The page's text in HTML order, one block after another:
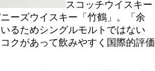
スコッチウイスキー
ーズウイスキー「竹鶴」。「余
るためシングルモルトではない
クがあって飲みやすく国際的評価